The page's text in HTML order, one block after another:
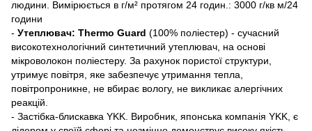
людини. Вимірюється в г/м² протягом 24 годин.: 3000 г/кв м/24
години
- Утеплювач: Thermo Guard (100% поліестер) - сучасний
високотехнологічний синтетичний утеплювач, на основі
мікроволокон поліестеру. За рахунок пористої структури,
утримує повітря, яке забезпечує утримання тепла,
повітропроникне, не вбирає вологу, не викликає алергічних
реакцій.
- Застібка-блискавка YKK. Виробник, японська компанія YKK, є